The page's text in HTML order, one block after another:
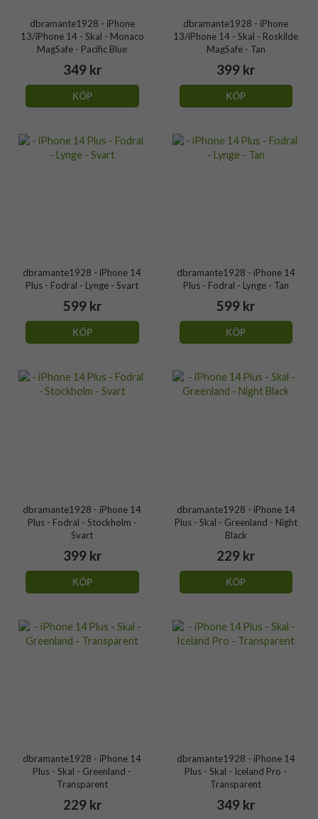
dbramante1928 - iPhone
13/iPhone 14 - Skal - Monaco
MagSafe - Pacific Blue
349 kr
KÖP
dbramante1928 - iPhone
13/iPhone 14 - Skal - Roskilde
MagSafe - Tan
399 kr
KÖP
dbramante1928 - iPhone 14
Plus - Fodral - Lynge - Svart
599 kr
KÖP
dbramante1928 - iPhone 14
Plus - Fodral - Lynge - Tan
599 kr
KÖP
dbramante1928 - iPhone 14
Plus - Fodral - Stockholm -
Svart
399 kr
KÖP
dbramante1928 - iPhone 14
Plus - Skal - Greenland - Night
Black
229 kr
KÖP
dbramante1928 - iPhone 14
Plus - Skal - Greenland -
Transparent
229 kr
dbramante1928 - iPhone 14
Plus - Skal - Iceland Pro -
Transparent
349 kr